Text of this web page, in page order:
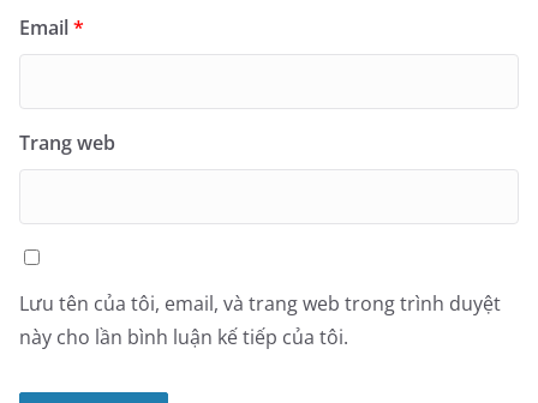
Email*
Trang web
Lưu tên của tôi, email, và trang web trong trình duyệt
này cho lần bình luận kế tiếp của tôi.